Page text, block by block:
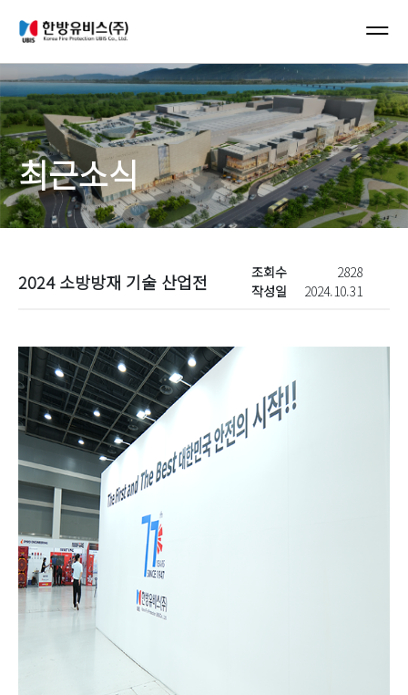
메인 메뉴 바로가기
최근소식
2024 소방방재 기술 산업전 조회수
2828
작성일
2024.10.31